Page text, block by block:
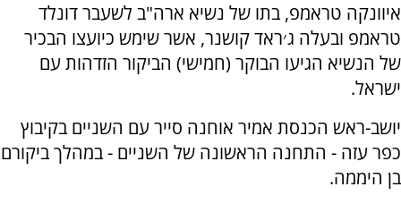
איוונקה טראמפ, בתו של נשיא ארה"ב לשעבר דונלד
טראמפ ובעלה ג׳ראד קושנר, אשר שימש כיועצו הבכיר
של הנשיא הגיעו הבוקר (חמישי) הביקור הזדהות עם
ישראל.
יושב-ראש הכנסת אמיר אוחנה סייר עם השניים בקיבוץ
כפר עזה - התחנה הראשונה של השניים - במהלך ביקורם
בן היממה.